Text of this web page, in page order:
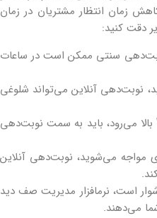
زمان انتظار مشتریان در زمان
نوبت‌دهی سنتی ممکن است در ساعات
نوبت‌دهی آنلاین می‌تواند شلوغی
بالا می‌رود، باید به سمت نوبت‌دهی
مواجه می‌شوید، نوبت‌دهی آنلاین
اگر پیش‌بینی درآمد برایتان دشوار است، نرم‎افزار مدیریت صف دید
می‌دهند.